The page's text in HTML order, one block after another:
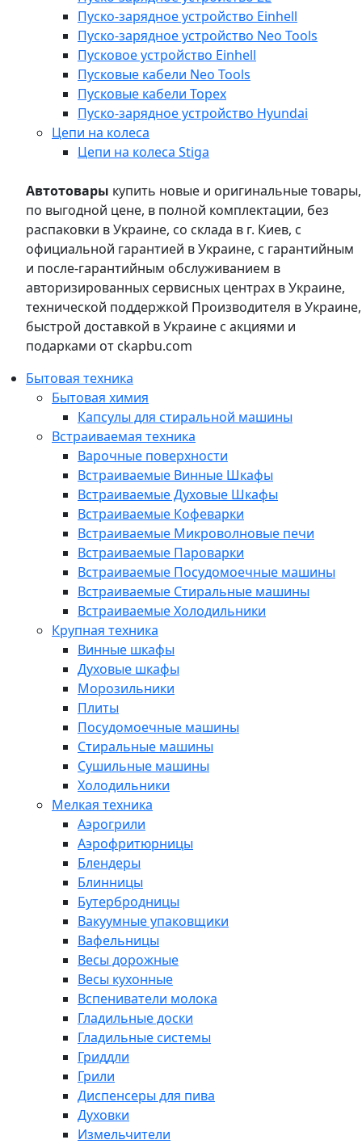
Пуско-зарядное устройство Einhell
Пуско-зарядное устройство Neo Tools
Пусковое устройство Einhell
Пусковые кабели Neo Tools
Пусковые кабели Topex
Пуско-зарядное устройство Hyundai
Цепи на колеса
Цепи на колеса Stiga
Автотовары купить новые и оригинальные товары,
по выгодной цене, в полной комплектации, без
распаковки в Украине, со склада в г. Киев, с
официальной гарантией в Украине, с гарантийным
и после-гарантийным обслуживанием в
авторизированных сервисных центрах в Украине,
технической поддержкой Производителя в Украине,
быстрой доставкой в Украине с акциями и
подарками от ckapbu.com
Бытовая техника
Бытовая химия
Капсулы для стиральной машины
Встраиваемая техника
Варочные поверхности
Встраиваемые Винные Шкафы
Встраиваемые Духовые Шкафы
Встраиваемые Кофеварки
Встраиваемые Микроволновые печи
Встраиваемые Пароварки
Встраиваемые Посудомоечные машины
Встраиваемые Стиральные машины
Встраиваемые Холодильники
Крупная техника
Винные шкафы
Духовые шкафы
Морозильники
Плиты
Посудомоечные машины
Стиральные машины
Сушильные машины
Холодильники
Мелкая техника
Аэрогрили
Аэрофритюрницы
Блендеры
Блинницы
Бутербродницы
Вакуумные упаковщики
Вафельницы
Весы дорожные
Весы кухонные
Вспениватели молока
Гладильные доски
Гладильные системы
Гриддли
Грили
Диспенсеры для пива
Духовки
Измельчители